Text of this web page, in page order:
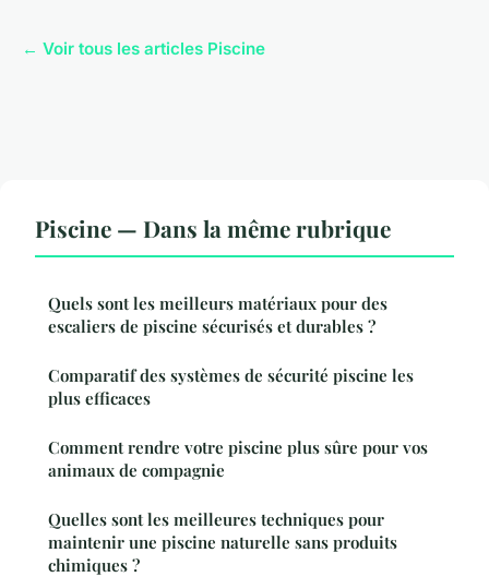
← Voir tous les articles Piscine
Piscine — Dans la même rubrique
Quels sont les meilleurs matériaux pour des
escaliers de piscine sécurisés et durables ?
Comparatif des systèmes de sécurité piscine les
plus efficaces
Comment rendre votre piscine plus sûre pour vos
animaux de compagnie
Quelles sont les meilleures techniques pour
maintenir une piscine naturelle sans produits
chimiques ?